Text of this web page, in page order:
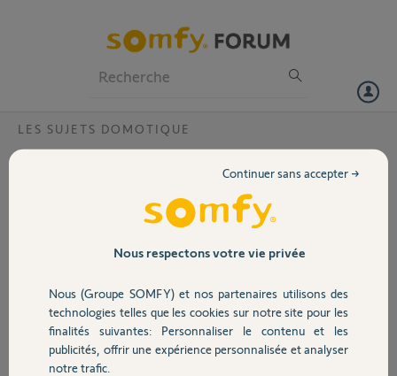
Volet
Sécurité
Domotique
LES SUJETS DOMOTIQUE
Bug Tahoma - Besoin d'un Yellow ?
Bonjour
Une chose étonnante.
la liste "Ma maison" mais
configuration et tout le
reste. J'ai évidemment
fait un reset du Tahoma.
Il a toujours été visible
même si c'est une bidouille... C'est à dire que c'est un récepteur
Nous respectons votre vie privée
Nous (Groupe SOMFY) et nos partenaires utilisons des
technologies telles que les cookies sur notre site pour les
finalités suivantes: Personnaliser le contenu et les
publicités, offrir une expérience personnalisée et analyser
notre trafic.
Continuer sans accepter →